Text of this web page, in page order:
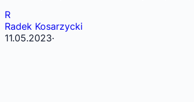
R
Radek Kosarzycki
11.05.2023·